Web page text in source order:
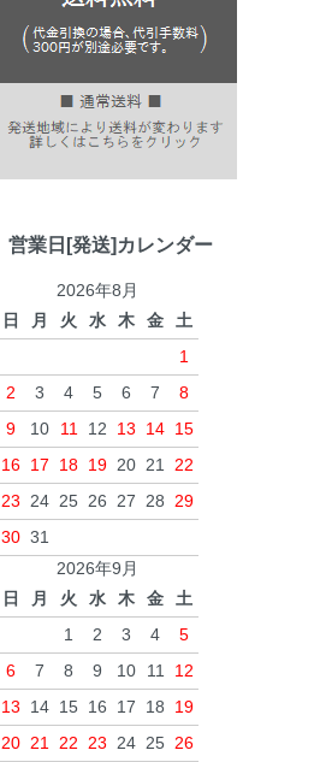
営業日[発送]カレンダー
2026年8月
日
月 火 水 木 金
土
1
2
3 4 5 6 7
8
9
10 11 12 13 14 15
16 17 18 19 20 21 22
23 24 25 26 27 28 29
30 31
2026年9月
日
月 火 水 木 金
土
1
2 3 4
5
6
7 8 9 10 11
12
13
14 15 16 17 18
19
20 21 22 23 24 25 26